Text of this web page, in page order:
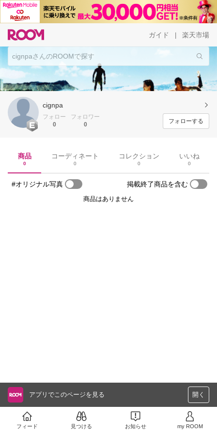
ガイド 楽天市場
cignpa
フォロー
0
フォロワー
0
フォローする
商品
0
コーディネート
0
コレクション
0
いいね
0
#オリジナル写真 掲載終了商品を含む
商品はありません
アプリでこのページを見る 開く
フィード 見つける お知らせ my ROOM